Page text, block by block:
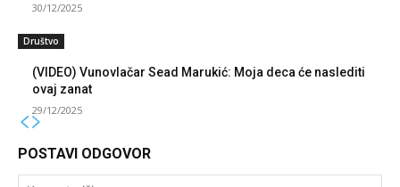
30/12/2025
Društvo
(VIDEO) Vunovlačar Sead Marukić: Moja deca će naslediti
ovaj zanat
29/12/2025
POSTAVI ODGOVOR